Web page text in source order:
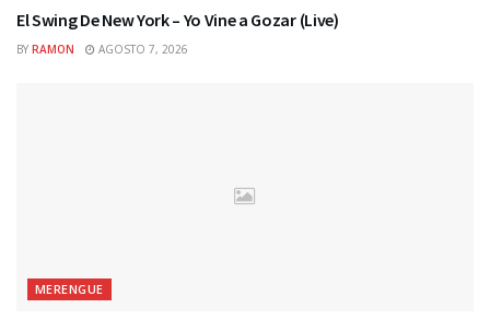
El Swing De New York – Yo Vine a Gozar (Live)
BY RAMON AGOSTO 7, 2026
MERENGUE